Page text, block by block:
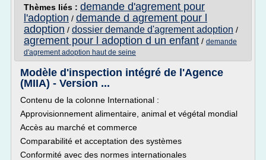
Thèmes liés : demande d'agrement pour
l'adoption / demande d agrement pour l
adoption / dossier demande d'agrement adoption /
agrement pour l adoption d un enfant / demande
d'agrement adoption haut de seine
Modèle d'inspection intégré de l'Agence
(MIIA) - Version ...
Contenu de la colonne International :
Approvisionnement alimentaire, animal et végétal mondial
Accès au marché et commerce
Comparabilité et acceptation des systèmes
Conformité avec des normes internationales